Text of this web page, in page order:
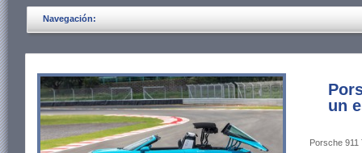
Navegación:
un
Porsche 911